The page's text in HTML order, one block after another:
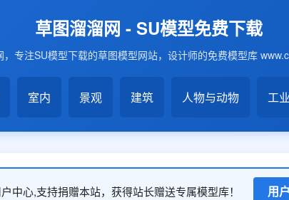
草图溜溜网 - SU模型免费下载
，专注SU模型下载的草图模型网站，设计师的免费模型库
室内 景观 建筑 人物与动物 工
中心,支持捐赠本站，获得站长赠送专属模型库！ 用